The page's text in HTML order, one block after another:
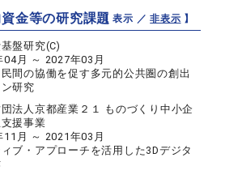
金等の研究課題【 表示 ／非表示 】
盤研究(C)
04月 ～ 2027年03月
間の協働を促す多元的公共圏の創出
研究
法人京都産業２１ ものづくり中小企
援事業
11月 ～ 2021年03月
ブ・アプローチを活用した3Dデジタ